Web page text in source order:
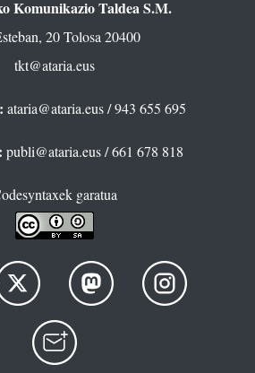
Komunikazio Taldea S.M.
20 Tolosa 20400
tkt@ataria.eus
ataria@ataria.eus/ 943 655 695
publi@ataria.eus/ 661 678 818
garatua